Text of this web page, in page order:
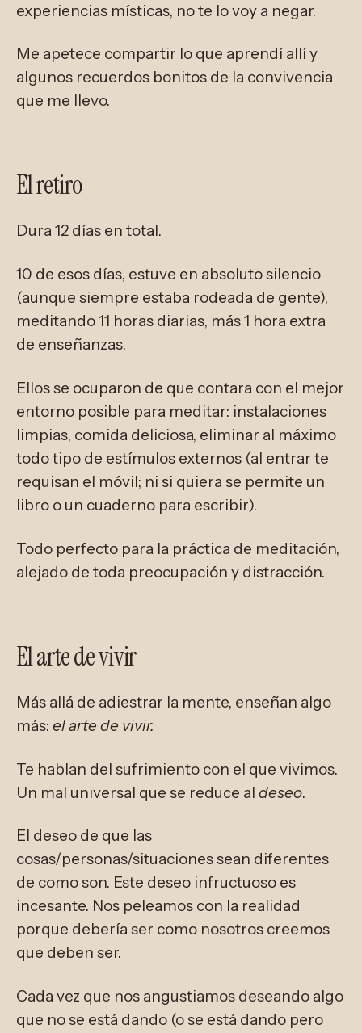
experiencias místicas, no te lo voy a negar.
Me apetece compartir lo que aprendí allí y
algunos recuerdos bonitos de la convivencia
que me llevo.
El retiro
Dura 12 días en total.
10 de esos días, estuve en absoluto silencio
(aunque siempre estaba rodeada de gente),
meditando 11 horas diarias, más 1 hora extra
de enseñanzas.
Ellos se ocuparon de que contara con el mejor
entorno posible para meditar: instalaciones
limpias, comida deliciosa, eliminar al máximo
todo tipo de estímulos externos (al entrar te
requisan el móvil; ni si quiera se permite un
libro o un cuaderno para escribir).
Todo perfecto para la práctica de meditación,
alejado de toda preocupación y distracción.
El arte de vivir
Más allá de adiestrar la mente, enseñan algo
más: el arte de vivir.
Te hablan del sufrimiento con el que vivimos.
Un mal universal que se reduce al deseo.
El deseo de que las
cosas/personas/situaciones sean diferentes
de como son. Este deseo infructuoso es
incesante. Nos peleamos con la realidad
porque debería ser como nosotros creemos
que deben ser.
Cada vez que nos angustiamos deseando algo
que no se está dando (o se está dando pero